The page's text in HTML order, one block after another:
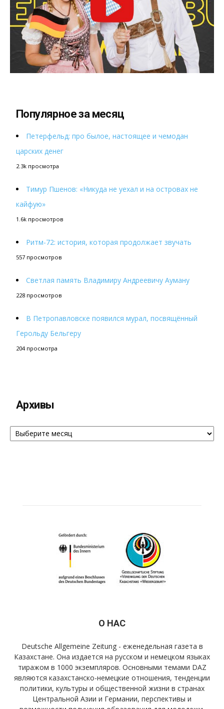
Популярное за месяц
Петерфельд: про былое, настоящее и чемодан
царских денег
2.3k просмотра
Тимур Пшенов: «Никуда не уехал и на островах не
кайфую»
1.6k просмотров
Ритм-72: история, которая продолжает звучать
557 просмотров
Светлая память Владимиру Андреевичу Ауману
228 просмотров
В Петропавловске появился мурал, посвящённый
Герольду Бельгеру
204 просмотра
Архивы
Архивы
О НАС
Deutsche Allgemeine Zeitung - еженедельная газета в
Казахстане. Она издается на русском и немецком языках
тиражом в 1000 экземпляров. Основными темами DAZ
являются казахстанско-немецкие отношения, тенденции
политики, культуры и общественной жизни в странах
Центральной Азии и Германии, перспективы и